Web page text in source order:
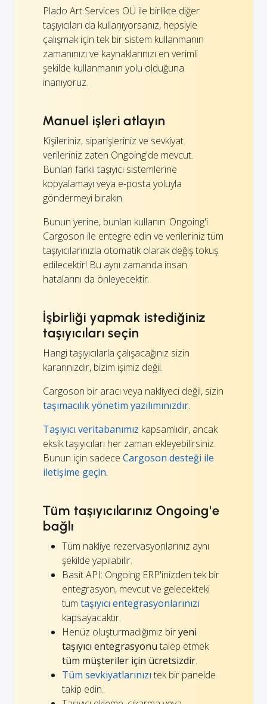
Plado Art Services OÜ ile birlikte diğer
taşıyıcıları da kullanıyorsanız, hepsiyle
çalışmak için tek bir sistem kullanmanın
zamanınızı ve kaynaklarınızı en verimli
şekilde kullanmanın yolu olduğuna
inanıyoruz.
Manuel işleri atlayın
Kişileriniz, siparişleriniz ve sevkiyat
verileriniz zaten Ongoing'de mevcut.
Bunları farklı taşıyıcı sistemlerine
kopyalamayı veya e-posta yoluyla
göndermeyi bırakın.
Bunun yerine, bunları kullanın: Ongoing'i
Cargoson ile entegre edin ve verileriniz tüm
taşıyıcılarınızla otomatik olarak değiş tokuş
edilecektir! Bu aynı zamanda insan
hatalarını da önleyecektir.
İşbirliği yapmak istediğiniz
taşıyıcıları seçin
Hangi taşıyıcılarla çalışacağınız sizin
kararınızdır, bizim işimiz değil.
Cargoson bir aracı veya nakliyeci değil, sizin
taşımacılık yönetim yazılımınızdır.
Taşıyıcı veritabanımız kapsamlıdır, ancak
eksik taşıyıcıları her zaman ekleyebilirsiniz.
Bunun için sadece Cargoson desteği ile
iletişime geçin.
Tüm taşıyıcılarınız Ongoing'e
bağlı
Tüm nakliye rezervasyonlarınız aynı
şekilde yapılabilir.
Basit API: Ongoing ERP'inizden tek bir
entegrasyon, mevcut ve gelecekteki
tüm taşıyıcı entegrasyonlarınızı
kapsayacaktır.
Henüz oluşturmadığımız biryeni
taşıyıcı entegrasyonu talep etmek
tüm müşteriler için ücretsizdir.
Tüm sevkiyatlarınızı tek bir panelde
takip edin.